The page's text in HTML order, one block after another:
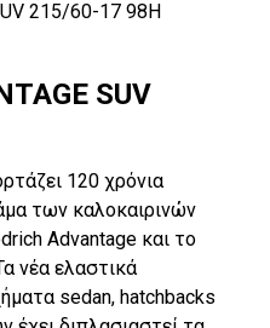
SUV
120 χρόνια
των καλοκαιρινών
Advantage και το
νέα ελαστικά
sedan, hatchbacks